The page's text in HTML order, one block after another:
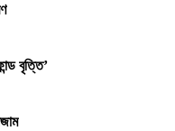
বৃত্তি’